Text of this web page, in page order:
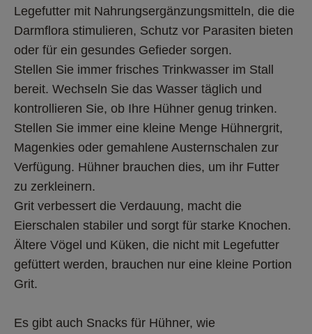
Legefutter mit Nahrungsergänzungsmitteln, die die
Darmflora stimulieren, Schutz vor Parasiten bieten
oder für ein gesundes Gefieder sorgen.
Stellen Sie immer frisches Trinkwasser im Stall
bereit. Wechseln Sie das Wasser täglich und
kontrollieren Sie, ob Ihre Hühner genug trinken.
Stellen Sie immer eine kleine Menge Hühnergrit,
Magenkies oder gemahlene Austernschalen zur
Verfügung. Hühner brauchen dies, um ihr Futter
zu zerkleinern.
Grit verbessert die Verdauung, macht die
Eierschalen stabiler und sorgt für starke Knochen.
Ältere Vögel und Küken, die nicht mit Legefutter
gefüttert werden, brauchen nur eine kleine Portion
Grit.
Es gibt auch Snacks für Hühner, wie